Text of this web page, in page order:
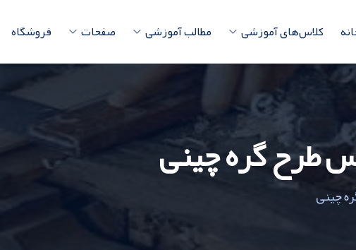
کلاس‌های آموزشی مطالب آموزشی صفحات فروشگاه
طرح گره چینی
چینی